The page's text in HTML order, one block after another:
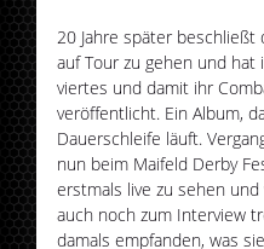
20 Jahre später
auf Tour zu gehen und
viertes und damit ihr
veröffentlicht. Ein Album,
Dauerschleife läuft.
nun beim Maifeld Derby
erstmals live zu sehen
auch noch zum Interview
damals empfanden, was